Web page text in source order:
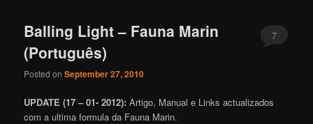
Balling Light – Fauna Marin
(Português)
Posted onSeptember 27, 2010
7
UPDATE (17 – 01- 2012):Artigo, Manual e Links actualizados
com a ultima formula da Fauna Marin.